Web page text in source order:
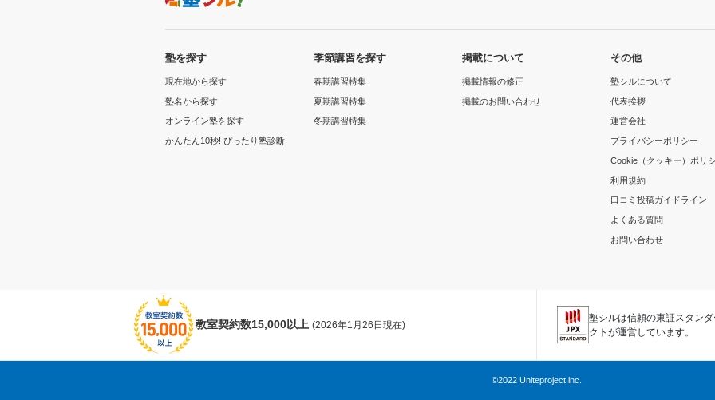
塾を探す
現在地から探す
塾名から探す
オンライン塾を探す
かんたん10秒! ぴったり塾診断
季節講習を探す
春期講習特集
夏期講習特集
冬期講習特集
掲載について
掲載情報の修正
掲載のお問い合わせ
その他
塾シルについて
代表挨拶
運営会社
プライバシーポリシー
Cookie（クッキー）ポリ
利用規約
口コミ投稿ガイドライン
よくある質問
お問い合わせ
教室契約数15,000以上 (2026年1月26日現在)
塾シルは信頼の東証スタン
クトが運営しています。
©2022 Uniteproject.lnc.